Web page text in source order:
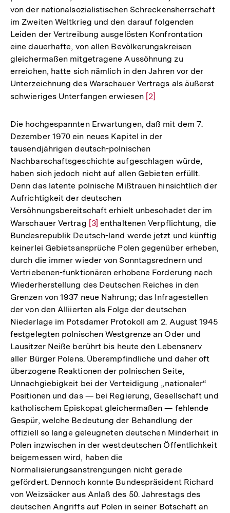
Fußnote
von der nationalsozialistischen Schreckensherrschaft
im Zweiten Weltkrieg und den darauf folgenden
Leiden der Vertreibung ausgelösten Konfrontation
eine dauerhafte, von allen Bevölkerungskreisen
gleichermaßen mitgetragene Aussöhnung zu
erreichen, hatte sich nämlich in den Jahren vor der
Unterzeichnung des Warschauer Vertrags als äußerst
schwieriges Unterfangen erwiesen Zur
der
Fußnote
[2]
Die hochgespannten Erwartungen, daß mit dem 7.
Dezember 1970 ein neues Kapitel in der
tausendjährigen deutsch-polnischen
Nachbarschaftsgeschichte aufgeschlagen würde,
haben sich jedoch nicht auf allen Gebieten erfüllt.
Denn das latente polnische Mißtrauen hinsichtlich der
Aufrichtigkeit der deutschen
Versöhnungsbereitschaft erhielt unbeschadet der im
Warschauer Vertrag Zur
Auflösung
der
Fußnote
[3] enthaltenen Verpflichtung, die
Bundesrepublik Deutsch-land werde jetzt und künftig
keinerlei Gebietsansprüche Polen gegenüber erheben,
durch die immer wieder von Sonntagsrednern und
Vertriebenen-funktionären erhobene Forderung nach
Wiederherstellung des Deutschen Reiches in den
Grenzen von 1937 neue Nahrung; das Infragestellen
der von den Alliierten als Folge der deutschen
Niederlage im Potsdamer Protokoll am 2. August 1945
festgelegten polnischen Westgrenze an Oder und
Lausitzer Neiße berührt bis heute den Lebensnerv
aller Bürger Polens. Überempfindliche und daher oft
überzogene Reaktionen der polnischen Seite,
Unnachgiebigkeit bei der Verteidigung „nationaler“
Positionen und das — bei Regierung, Gesellschaft und
katholischem Episkopat gleichermaßen — fehlende
Gespür, welche Bedeutung der Behandlung der
offiziell so lange geleugneten deutschen Minderheit in
Polen inzwischen in der westdeutschen Öffentlichkeit
beigemessen wird, haben die
Normalisierungsanstrengungen nicht gerade
gefördert. Dennoch konnte Bundespräsident Richard
von Weizsäcker aus Anlaß des 50. Jahrestags des
deutschen Angriffs auf Polen in seiner Botschaft an